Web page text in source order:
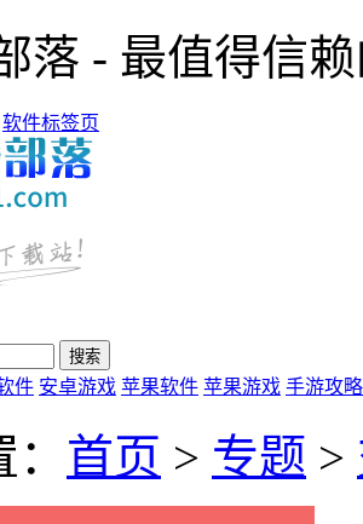
落 - 最值得信
软件标签页
件 安卓游戏 苹果软件 苹果游戏 手游攻略
首页 > 专题 >